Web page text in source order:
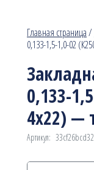
Главная страница/
0,133-1,5-1,0-02
0,133-
4х22) —
Артикул: